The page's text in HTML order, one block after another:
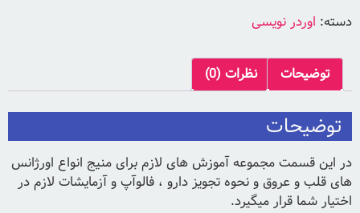
دسته: اوردر نویسی
توضیحات نظرات (0)
توضیحات
در این قسمت مجموعه آموزش های لازم برای منیج انواع اورژانس
های قلب و عروق و نحوه تجویز دارو ، فالوآپ و آزمایشات لازم در
اختیار شما قرار میگیرد.